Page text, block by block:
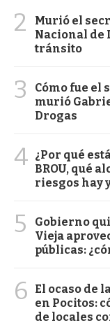
2
Murió el
Nacional de
tránsito
3
Cómo fue el
murió
Drogas
4 ¿Por qué
BROU, qué
riesgos hay
5
Gobierno
Vieja
públicas:
6
El ocaso de
en Pocitos:
de locales